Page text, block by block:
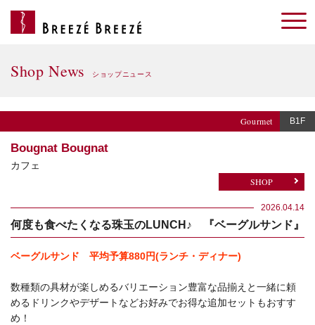
Shop News ショップニュース
Gourmet B1F
Bougnat Bougnat
カフェ
SHOP
2026.04.14
何度も食べたくなる珠玉のLUNCH♪ 『ベーグルサンド』
ベーグルサンド 平均予算880円(ランチ・ディナー)
数種類の具材が楽しめるバリエーション豊富な品揃えと一緒に頼
めるドリンクやデザートなどお好みでお得な追加セットもおすす
め！